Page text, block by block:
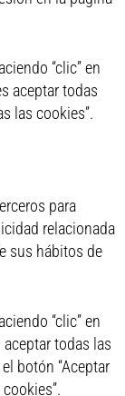
“clic” en
aceptar todas
las cookies”.
para
relacionada
sus hábitos de
“clic” en
aceptar todas las
botón “Aceptar